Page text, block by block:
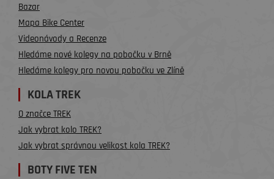
Bazar
Mapa Bike Center
Videonávody a Recenze
Hledáme nové kolegy na pobočku v Brně
Hledáme kolegy pro novou pobočku ve Zlíně
KOLA TREK
O značce TREK
Jak vybrat kolo TREK?
Jak vybrat správnou velikost kola TREK?
BOTY FIVE TEN